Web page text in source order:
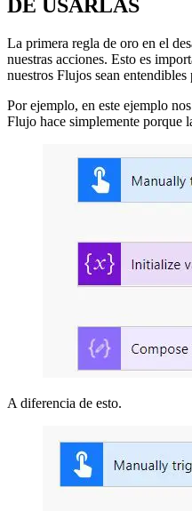
DE USARLAS
La primera regla de oro en el
nuestras acciones. Esto es
nuestros Flujos sean entendibles
Por ejemplo, en este ejemplo
Flujo hace simplemente porque
A diferencia de esto.